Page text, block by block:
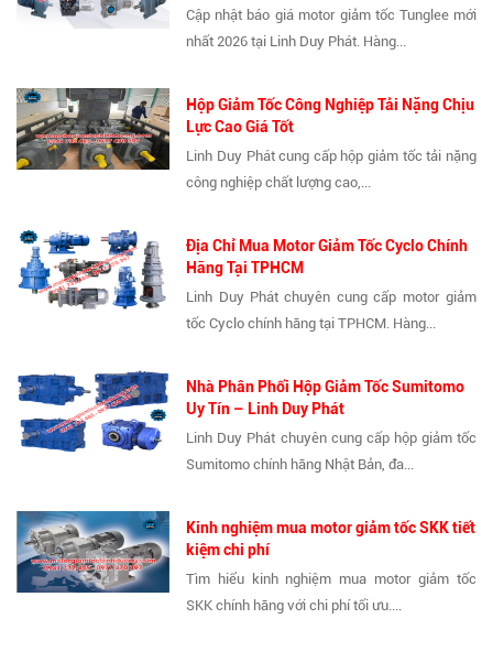
Cập nhật báo giá motor giảm tốc Tunglee mới
nhất 2026 tại Linh Duy Phát. Hàng...
Hộp Giảm Tốc Công Nghiệp Tải Nặng Chịu
Lực Cao Giá Tốt
Linh Duy Phát cung cấp hộp giảm tốc tải nặng
công nghiệp chất lượng cao,...
Địa Chỉ Mua Motor Giảm Tốc Cyclo Chính
Hãng Tại TPHCM
Linh Duy Phát chuyên cung cấp motor giảm
tốc Cyclo chính hãng tại TPHCM. Hàng...
Nhà Phân Phối Hộp Giảm Tốc Sumitomo
Uy Tín – Linh Duy Phát
Linh Duy Phát chuyên cung cấp hộp giảm tốc
Sumitomo chính hãng Nhật Bản, đa...
Kinh nghiệm mua motor giảm tốc SKK tiết
kiệm chi phí
Tìm hiểu kinh nghiệm mua motor giảm tốc
SKK chính hãng với chi phí tối ưu....